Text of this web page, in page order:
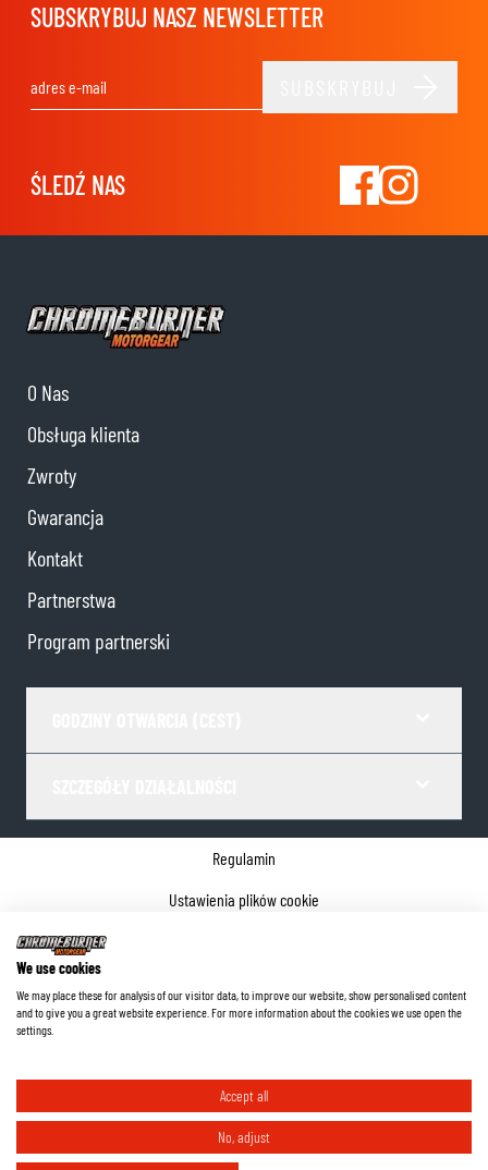
SUBSKRYBUJ NASZ NEWSLETTER
ŚLEDŹ NAS
O Nas
Obsługa klienta
Zwroty
Gwarancja
Kontakt
Partnerstwa
Program partnerski
Regulamin
Ustawienia plików cookie
©2026ChromeBurner - Wszelkie prawa zastrzeżone.
We use cookies
We may place these for analysis of our visitor data, to improve our website, show personalised content
and to give you a great website experience. For more information about the cookies we use open the
settings.
Accept all
No, adjust